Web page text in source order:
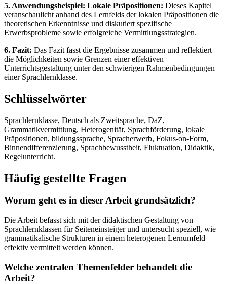
5. Anwendungsbeispiel: Lokale Präpositionen: Dieses Kapitel
veranschaulicht anhand des Lernfelds der lokalen Präpositionen die
theoretischen Erkenntnisse und diskutiert spezifische
Erwerbsprobleme sowie erfolgreiche Vermittlungsstrategien.
6. Fazit: Das Fazit fasst die Ergebnisse zusammen und reflektiert
die Möglichkeiten sowie Grenzen einer effektiven
Unterrichtsgestaltung unter den schwierigen Rahmenbedingungen
einer Sprachlernklasse.
Schlüsselwörter
Sprachlernklasse, Deutsch als Zweitsprache, DaZ,
Grammatikvermittlung, Heterogenität, Sprachförderung, lokale
Präpositionen, bildungssprache, Spracherwerb, Fokus-on-Form,
Binnendifferenzierung, Sprachbewusstheit, Fluktuation, Didaktik,
Regelunterricht.
Häufig gestellte Fragen
Worum geht es in dieser Arbeit grundsätzlich?
Die Arbeit befasst sich mit der didaktischen Gestaltung von
Sprachlernklassen für Seiteneinsteiger und untersucht speziell, wie
grammatikalische Strukturen in einem heterogenen Lernumfeld
effektiv vermittelt werden können.
Welche zentralen Themenfelder behandelt die
Arbeit?